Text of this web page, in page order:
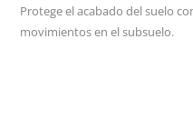
Protege el acabado del suelo
movimientos en el subsuelo.